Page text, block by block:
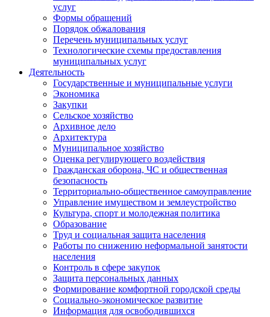
услуг
Формы обращений
Порядок обжалования
Перечень муниципальных услуг
Технологические схемы предоставления
муниципальных услуг
Деятельность
Государственные и муниципальные услуги
Экономика
Закупки
Сельское хозяйство
Архивное дело
Архитектура
Муниципальное хозяйство
Оценка регулирующего воздействия
Гражданская оборона, ЧС и общественная
безопасность
Территориально-общественное самоуправление
Управление имуществом и землеустройство
Культура, спорт и молодежная политика
Образование
Труд и социальная защита населения
Работы по снижению неформальной занятости
населения
Контроль в сфере закупок
Защита персональных данных
Формирование комфортной городской среды
Социально-экономическое развитие
Информация для освободившихся